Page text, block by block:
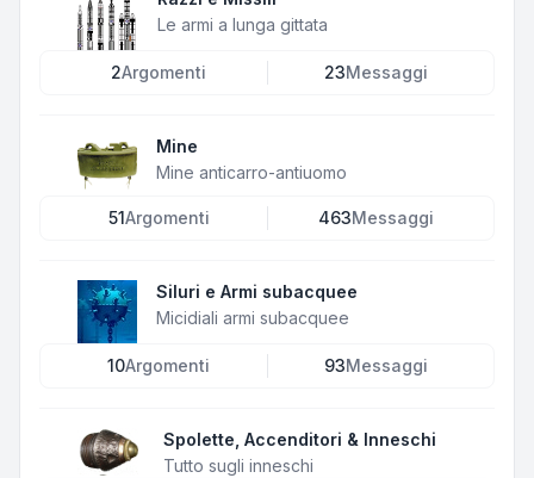
Le armi a lunga gittata
2Argomenti 23Messaggi
Mine
Mine anticarro-antiuomo
51Argomenti 463Messaggi
Siluri e Armi subacquee
Micidiali armi subacquee
10Argomenti 93Messaggi
Spolette, Accenditori & Inneschi
Tutto sugli inneschi